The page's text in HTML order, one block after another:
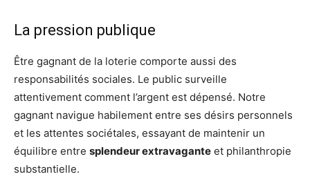
La pression publique
Être gagnant de la loterie comporte aussi des
responsabilités sociales. Le public surveille
attentivement comment l’argent est dépensé. Notre
gagnant navigue habilement entre ses désirs personnels
et les attentes sociétales, essayant de maintenir un
équilibre entre splendeur extravagante et philanthropie
substantielle.